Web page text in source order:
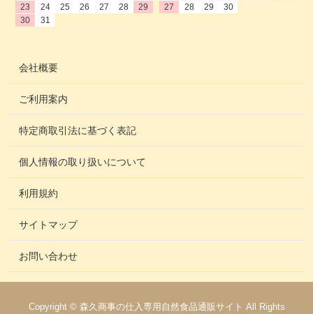
23
24 25 26 27 28
29
30
31
27
28 29 30
会社概要
ご利用案内
特定商取引法に基づく表記
個人情報の取り扱いについて
利用規約
サイトマップ
お問い合わせ
Copyright © 森久商事の仕入専用自然食品通販サイト All Rights